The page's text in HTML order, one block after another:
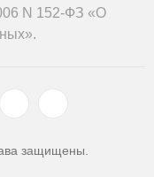
N 152-ФЗ «О
защищены.